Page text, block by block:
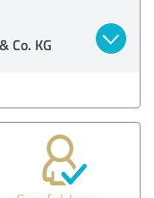
Co. KG